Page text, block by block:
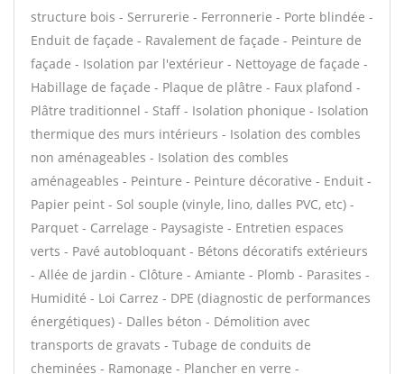
structure bois - Serrurerie - Ferronnerie - Porte blindée -
Enduit de façade - Ravalement de façade - Peinture de
façade - Isolation par l'extérieur - Nettoyage de façade -
Habillage de façade - Plaque de plâtre - Faux plafond -
Plâtre traditionnel - Staff - Isolation phonique - Isolation
thermique des murs intérieurs - Isolation des combles
non aménageables - Isolation des combles
aménageables - Peinture - Peinture décorative - Enduit -
Papier peint - Sol souple (vinyle, lino, dalles PVC, etc) -
Parquet - Carrelage - Paysagiste - Entretien espaces
verts - Pavé autobloquant - Bétons décoratifs extérieurs
- Allée de jardin - Clôture - Amiante - Plomb - Parasites -
Humidité - Loi Carrez - DPE (diagnostic de performances
énergétiques) - Dalles béton - Démolition avec
transports de gravats - Tubage de conduits de
cheminées - Ramonage - Plancher en verre -